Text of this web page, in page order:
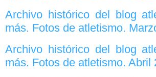
Archivo histórico del blog
más. Fotos de atletismo.
Archivo histórico del blog
más. Fotos de atletismo. Abril